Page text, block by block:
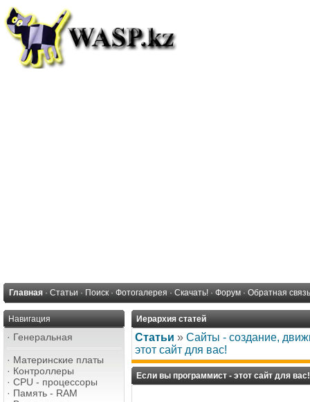
Главная · Статьи · Поиск · Фотогалерея · Скачать! · Форум · Обратная связь
Навигация
· Генеральная
· Материнские платы
· Контроллеры
· CPU - процессоры
· Память - RAM
Иерархия статей
Статьи » Сайты - создание,
этот сайт для вас!
Если вы программист - этот сайт для вас!